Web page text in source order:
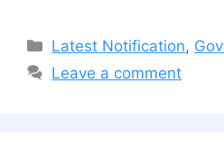
Categories
Latest Notification,
Leave a comment